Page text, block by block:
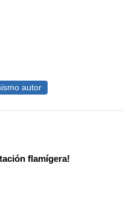
autor
flamígera!